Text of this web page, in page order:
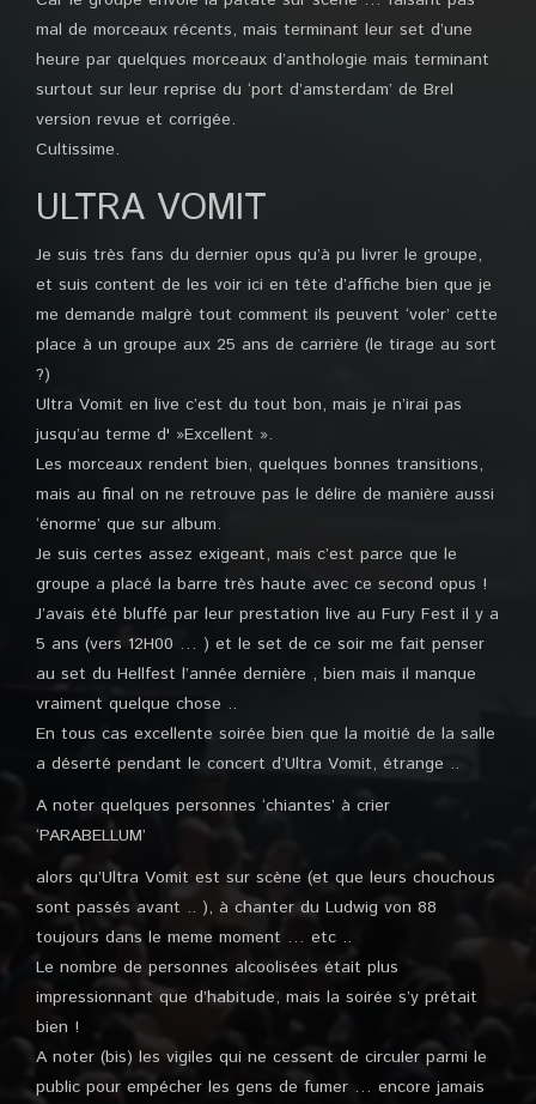
mal de morceaux récents, mais terminant leur set d’une
heure par quelques morceaux d’anthologie mais terminant
surtout sur leur reprise du ‘port d’amsterdam’ de Brel
version revue et corrigée.
Cultissime.
ULTRA VOMIT
Je suis très fans du dernier opus qu’à pu livrer le groupe,
et suis content de les voir ici en tête d’affiche bien que je
me demande malgrè tout comment ils peuvent ‘voler’ cette
place à un groupe aux 25 ans de carrière (le tirage au sort
?)
Ultra Vomit en live c’est du tout bon, mais je n’irai pas
jusqu’au terme d' »Excellent ».
Les morceaux rendent bien, quelques bonnes transitions,
mais au final on ne retrouve pas le délire de manière aussi
‘énorme’ que sur album.
Je suis certes assez exigeant, mais c’est parce que le
groupe a placé la barre très haute avec ce second opus !
J’avais été bluffé par leur prestation live au Fury Fest il y a
5 ans (vers 12H00 … ) et le set de ce soir me fait penser
au set du Hellfest l’année dernière , bien mais il manque
vraiment quelque chose ..
En tous cas excellente soirée bien que la moitié de la salle
a déserté pendant le concert d’Ultra Vomit, étrange ..
A noter quelques personnes ‘chiantes’ à crier
‘PARABELLUM’
alors qu’Ultra Vomit est sur scène (et que leurs chouchous
sont passés avant .. ), à chanter du Ludwig von 88
toujours dans le meme moment … etc ..
Le nombre de personnes alcoolisées était plus
impressionnant que d’habitude, mais la soirée s’y prétait
bien !
A noter (bis) les vigiles qui ne cessent de circuler parmi le
public pour empécher les gens de fumer … encore jamais